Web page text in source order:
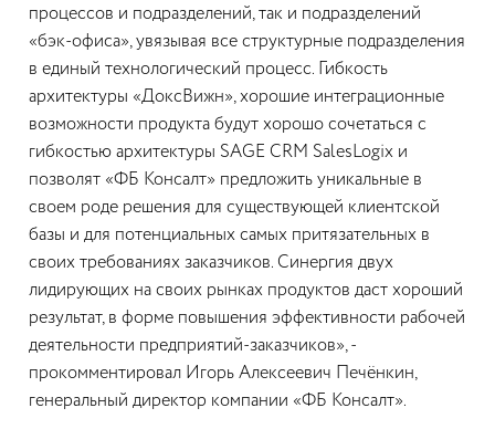
процессов и подразделений, так и подразделений
«бэк-офиса», увязывая все структурные подразделения
в единый технологический процесс. Гибкость
архитектуры «ДоксВижн», хорошие интеграционные
возможности продукта будут хорошо сочетаться с
гибкостью архитектуры SAGE CRM SalesLogix и
позволят «ФБ Консалт» предложить уникальные в
своем роде решения для существующей клиентской
базы и для потенциальных самых притязательных в
своих требованиях заказчиков. Синергия двух
лидирующих на своих рынках продуктов даст хороший
результат, в форме повышения эффективности рабочей
деятельности предприятий-заказчиков», -
прокомментировал Игорь Алексеевич Печёнкин,
генеральный директор компании «ФБ Консалт».